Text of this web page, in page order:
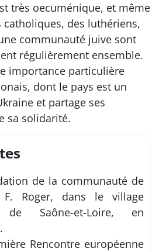
très oecuménique, et même
catholiques, des luthériens,
communauté juive sont
régulièrement ensemble.
importance particulière
dont le pays est un
et partage ses
sa solidarité.
de la communauté de
Roger, dans le village
de Saône-et-Loire, en
Rencontre européenne